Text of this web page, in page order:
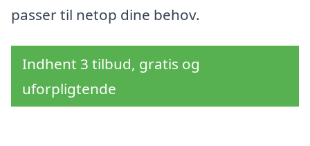
passer til netop dine behov.
Indhent 3 tilbud, gratis og
uforpligtende